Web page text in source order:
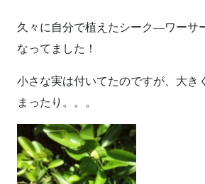
久々に自分で植えたシーク—ワーサ
なってました！
小さな実は付いてたのですが、大き
まったり。。。